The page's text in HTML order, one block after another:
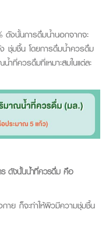
ดังนั้นการดื่มน้ำนอกจากจะ
ชุ่มชื้น โดยการดื่มน้ำควรดื่ม
ควรดื่มที่เหมาะสมในแต่ละ
ดังนั้นน้ำที่ควรดื่ม คือ
าย ก็จะทำให้ผิวมีความชุ่มชื้น